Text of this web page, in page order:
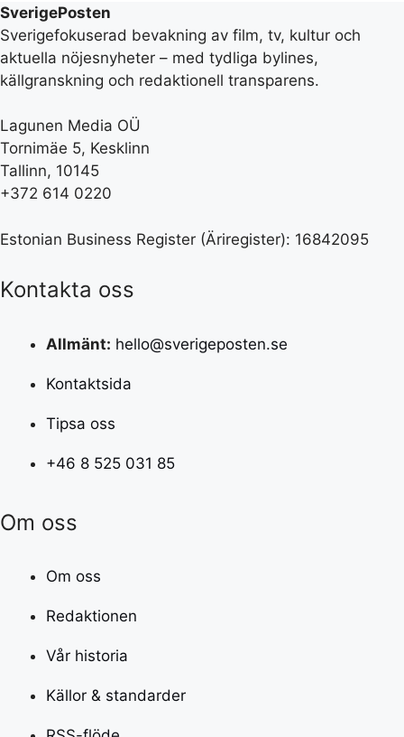
SverigePosten
Sverigefokuserad bevakning av film, tv, kultur och
aktuella nöjesnyheter – med tydliga bylines,
källgranskning och redaktionell transparens.
Lagunen Media OÜ
Tornimäe 5, Kesklinn
Tallinn, 10145
+372 614 0220
Estonian Business Register (Äriregister): 16842095
Kontakta oss
Allmänt: hello@sverigeposten.se
Kontaktsida
Tipsa oss
+46 8 525 031 85
Om oss
Om oss
Redaktionen
Vår historia
Källor & standarder